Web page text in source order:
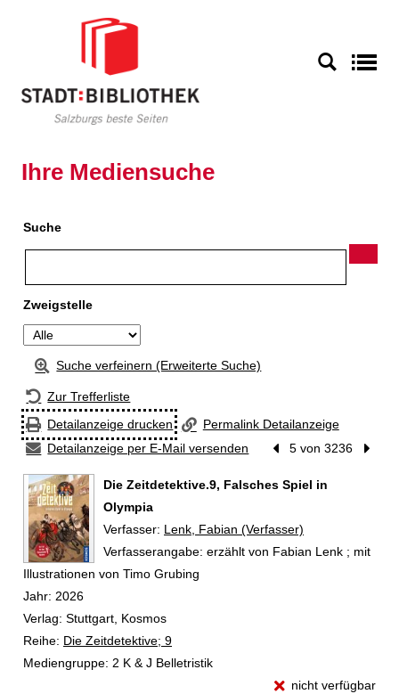
Ihre Mediensuche
Suche
Zweigstelle
Suche verfeinern (Erweiterte Suche)
Zur Trefferliste
Detailanzeige drucken
Permalink Detailanzeige
Detailanzeige per E-Mail versenden
Vorheriger Treffer
5 von 3236
Die Zeitdetektive.9, Falsches Spiel in
Olympia
Verfasser: Suche nach diesem Verfasser
Lenk, Fabian (Verfasser)
Verfasserangabe: erzählt von Fabian Lenk ; mit
Illustrationen von Timo Grubing
Jahr: 2026
Verlag: Stuttgart, Kosmos
Reihe: Die Zeitdetektive; 9
Mediengruppe: 2 K & J Belletristik
nicht verfügbar